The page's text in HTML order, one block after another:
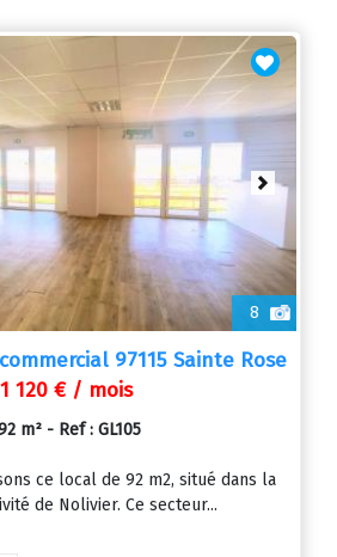
8
Next
97115 Sainte Rose
1 120 € / mois
m² - Ref : GL105
ce local de 92 m2, situé dans la
de Nolivier. Ce secteur...